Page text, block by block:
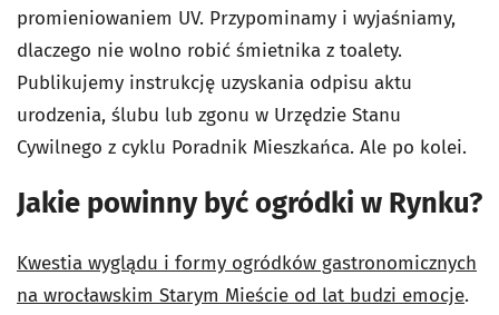
promieniowaniem UV. Przypominamy i wyjaśniamy,
dlaczego nie wolno robić śmietnika z toalety.
Publikujemy instrukcję uzyskania odpisu aktu
urodzenia, ślubu lub zgonu w Urzędzie Stanu
Cywilnego z cyklu Poradnik Mieszkańca. Ale po kolei.
Jakie powinny być ogródki w Rynku?
Kwestia wyglądu i formy ogródków gastronomicznych
na wrocławskim Starym Mieście od lat budzi emocje.